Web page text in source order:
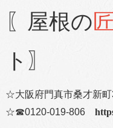
〖屋根の匠
ト〗
☆大阪府門真市桑才新
☆☎0120-019-806